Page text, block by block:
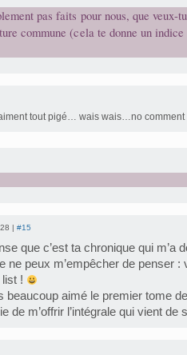
pas faits pour nous, que veux-
commune (cela te donne un
tout pigé… wais wais…no comment
| #15
que c’est ta chronique qui m’a
ne peux m’empêcher de penser :
list !
beaucoup aimé le premier tome
de m’offrir l’intégrale qui vient